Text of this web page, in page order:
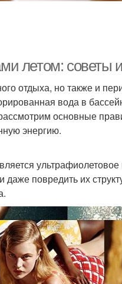
летом: советы
отдыха, но также и
вода в
основные
энергию.
повредить их